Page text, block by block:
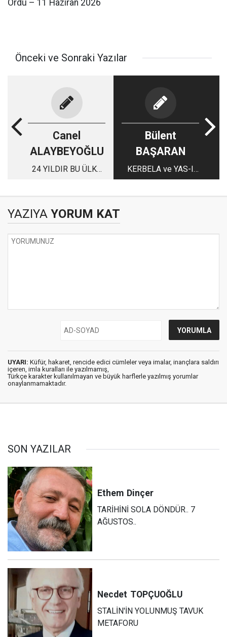
Ordu – 11 Haziran 2026
Önceki ve Sonraki Yazılar
Canel
ALAYBEYOĞLU
24 YILDIR BU ÜLKE
...
Bülent
BAŞARAN
KERBELA ve YAS-I
MATEM ORUCU
YAZIYA YORUM KAT
UYARI: Küfür, hakaret, rencide edici cümleler veya imalar, inançlara saldırı
içeren, imla kuralları ile yazılmamış,
Türkçe karakter kullanılmayan ve büyük harflerle yazılmış yorumlar
onaylanmamaktadır.
SON YAZILAR
Ethem Dinçer
TARİHİNİ SOLA DÖNDÜR.. 7
AĞUSTOS..
Necdet TOPÇUOĞLU
STALİN'İN YOLUNMUŞ TAVUK
METAFORU